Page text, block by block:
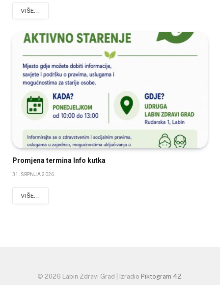
VIŠE...
Promjena termina Info kutka
31. SRPNJA 2026.
VIŠE...
© 2026 Labin Zdravi Grad | Izradio Piktogram 42